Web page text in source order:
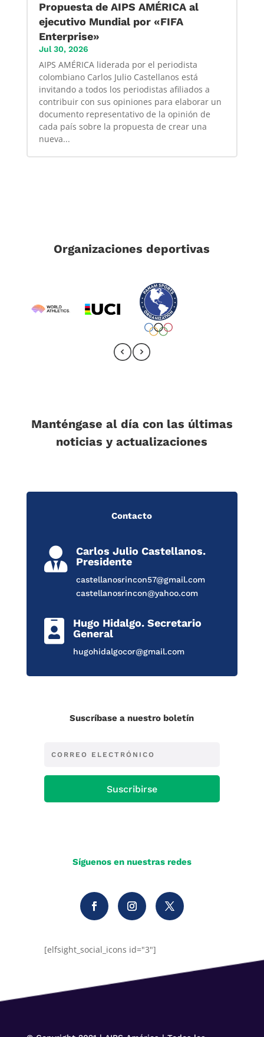
Propuesta de AIPS AMÉRICA al
ejecutivo Mundial por «FIFA
Enterprise»
Jul 30, 2026
AIPS AMÉRICA liderada por el periodista
colombiano Carlos Julio Castellanos está
invitando a todos los periodistas afiliados a
contribuir con sus opiniones para elaborar un
documento representativo de la opinión de
cada país sobre la propuesta de crear una
nueva...
Organizaciones deportivas
Manténgase al día con las últimas
noticias y actualizaciones
Contacto

Carlos Julio Castellanos.
Presidente
castellanosrincon57@gmail.com
castellanosrincon@yahoo.com

Hugo Hidalgo. Secretario
General
hugohidalgocor@gmail.com
Suscríbase a nuestro boletín
Suscribirse
Síguenos en nuestras redes
[elfsight_social_icons id="3"]